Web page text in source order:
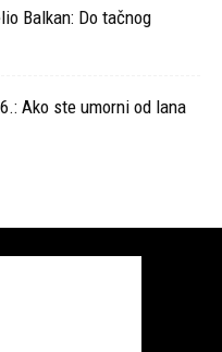
Balkan: Do tačnog
Ako ste umorni od lana